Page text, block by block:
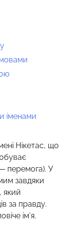
іменами
Нікетас, що
перемога). У
завдяки
який
за правду.
ім’я.